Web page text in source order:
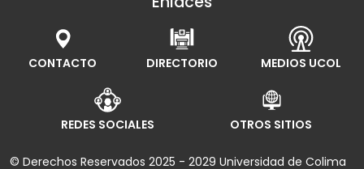
CONTACTO DIRECTORIO MEDIOS UCOL
REDES SOCIALES OTROS SITIOS
© Derechos Reservados 2025 - 2029 Universidad de Colima